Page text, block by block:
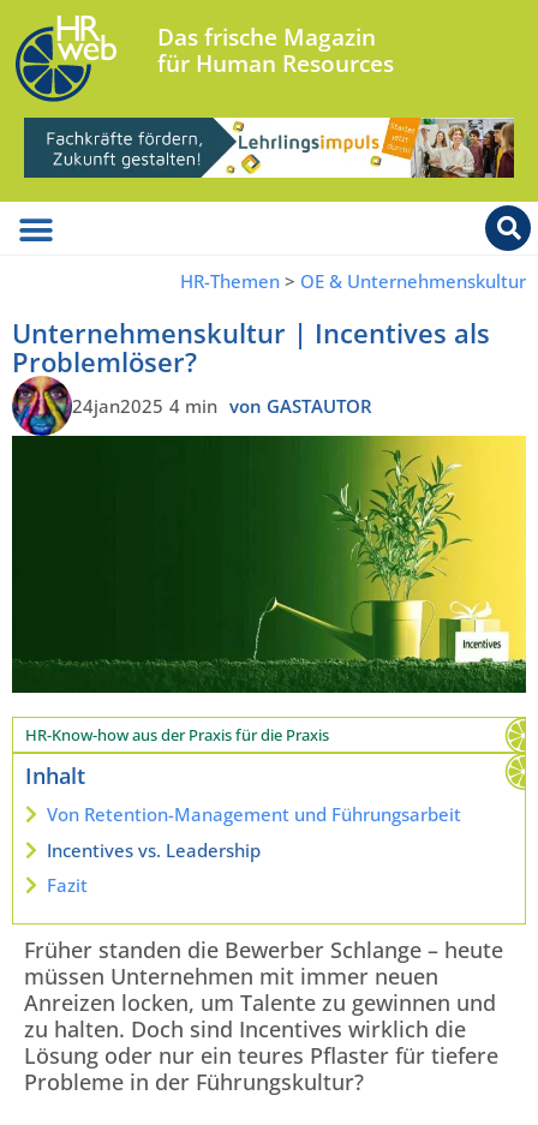
Das frische Magazin
für Human Resources
HR-Themen > OE & Unternehmenskultur
Unternehmenskultur | Incentives als
Problemlöser?
24jan2025 4 min von GASTAUTOR
HR-Know-how aus der Praxis für die Praxis
Inhalt
Von Retention-Management und Führungsarbeit
Incentives vs. Leadership
Fazit
Früher standen die Bewerber Schlange – heute
müssen Unternehmen mit immer neuen
Anreizen locken, um Talente zu gewinnen und
zu halten. Doch sind Incentives wirklich die
Lösung oder nur ein teures Pflaster für tiefere
Probleme in der Führungskultur?